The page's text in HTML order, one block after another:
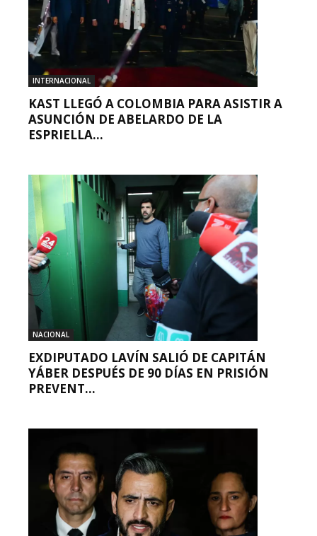
INTERNACIONAL
KAST LLEGÓ A COLOMBIA PARA ASISTIR A
ASUNCIÓN DE ABELARDO DE LA
ESPRIELLA...
NACIONAL
EXDIPUTADO LAVÍN SALIÓ DE CAPITÁN
YÁBER DESPUÉS DE 90 DÍAS EN PRISIÓN
PREVENT...